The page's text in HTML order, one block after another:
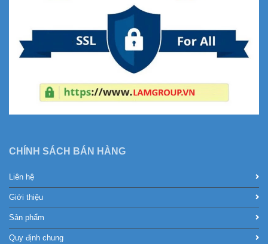
CHÍNH SÁCH BÁN HÀNG
Liên hệ
Giới thiệu
Sản phẩm
Quy định chung